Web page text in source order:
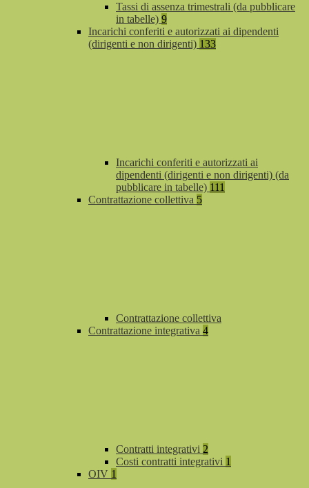
Tassi di assenza trimestrali (da pubblicare
in tabelle) 9
Incarichi conferiti e autorizzati ai dipendenti
(dirigenti e non dirigenti) 133
Incarichi conferiti e autorizzati ai
dipendenti (dirigenti e non dirigenti) (da
pubblicare in tabelle) 111
Contrattazione collettiva 5
Contrattazione collettiva
Contrattazione integrativa 4
Contratti integrativi 2
Costi contratti integrativi 1
OIV 1